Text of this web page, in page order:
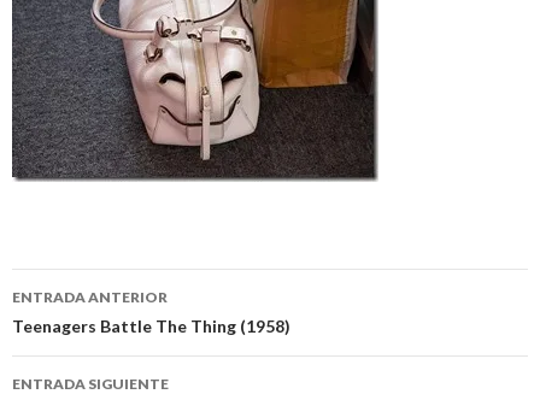
Navegación
de
entradas
ENTRADA ANTERIOR
Teenagers Battle The Thing (1958)
ENTRADA SIGUIENTE